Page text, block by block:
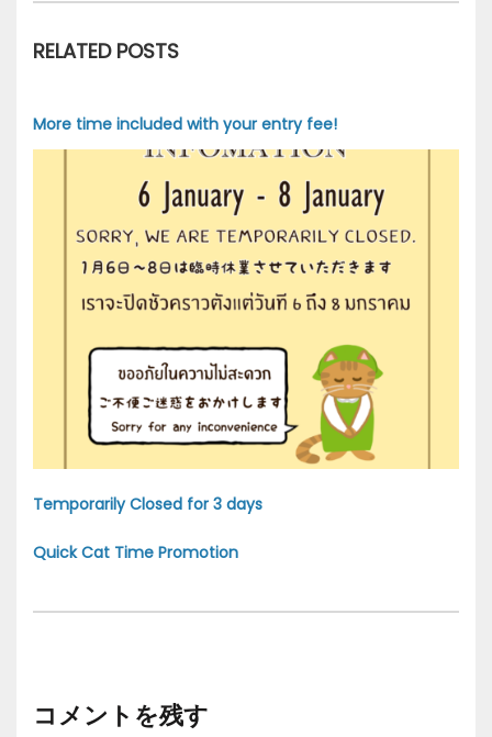
ン
RELATED POSTS
More time included with your entry fee!
Temporarily Closed for 3 days
Quick Cat Time Promotion
コメントを残す